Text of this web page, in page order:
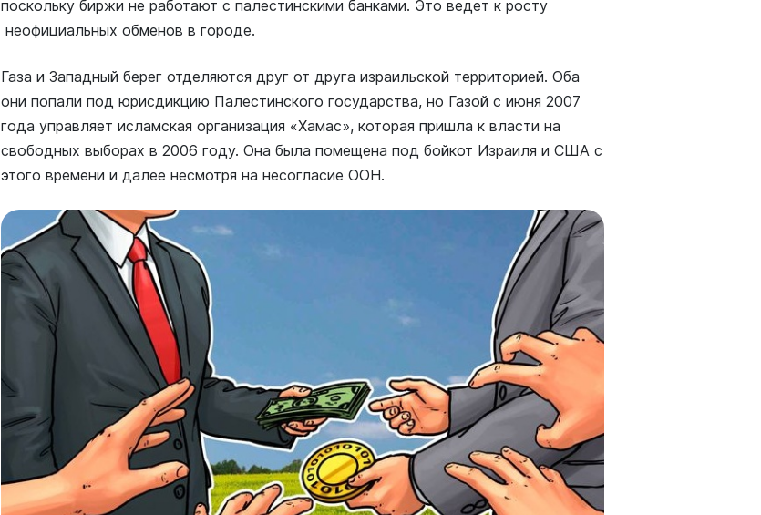
поскольку биржи не работают с палестинскими банками. Это ведет к росту
неофициальных обменов в городе.
Газа и Западный берег отделяются друг от друга израильской территорией. Оба
они попали под юрисдикцию Палестинского государства, но Газой с июня 2007
года управляет исламская организация «Хамас», которая пришла к власти на
свободных выборах в 2006 году. Она была помещена под бойкот Израиля и США с
этого времени и далее несмотря на несогласие ООН.